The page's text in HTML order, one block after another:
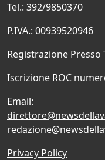
Tel.: 392/9850370
P.IVA.: 00939520946
Registrazione Presso
Iscrizione ROC
Email:
Privacy Policy